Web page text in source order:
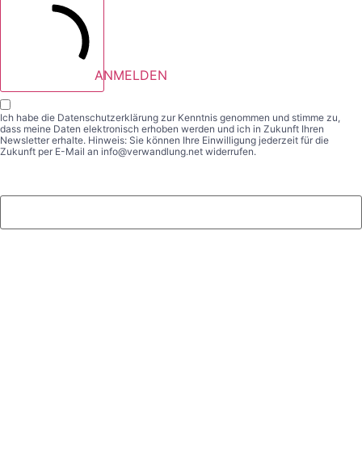
ANMELDEN
Ich habe die Datenschutzerklärung zur Kenntnis genommen und stimme zu,
dass meine Daten elektronisch erhoben werden und ich in Zukunft Ihren
Newsletter erhalte. Hinweis: Sie können Ihre Einwilligung jederzeit für die
Zukunft per E-Mail an info@verwandlung.net widerrufen.